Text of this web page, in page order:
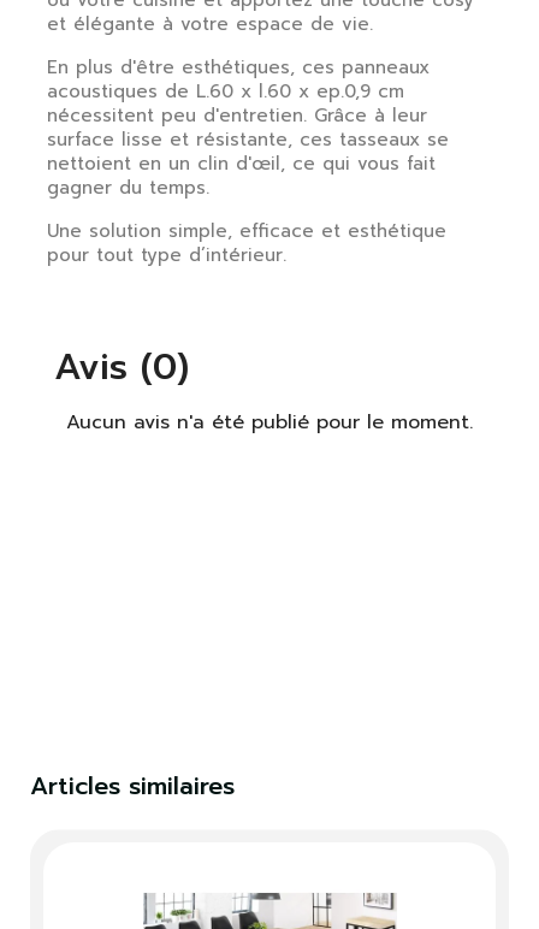
et élégante à votre espace de vie.
En plus d'être esthétiques, ces panneaux
acoustiques de L.60 x l.60 x ep.0,9 cm
nécessitent peu d'entretien. Grâce à leur
surface lisse et résistante, ces tasseaux se
nettoient en un clin d'œil, ce qui vous fait
gagner du temps.
Une solution simple, efficace et esthétique
pour tout type d’intérieur.
Avis (0)
Aucun avis n'a été publié pour le moment.
Articles similaires
Vous devez être connecté pour enregistrer des
produits dans votre liste de souhaits.
Fermer S'identifier